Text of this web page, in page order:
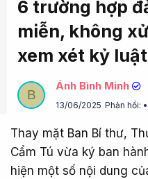
6 trường hợp
miễn, không
xem xét kỷ luật
B
Ánh Bình Minh
13/06/2025 Phản hồi:
Thay mặt Ban Bí thư,
Cẩm Tú vừa ký ban
hiện một số nội dung